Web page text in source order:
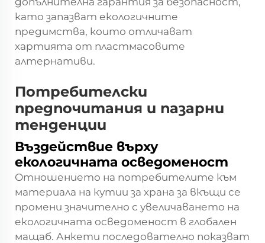
като запазват екологичните
предимства, които отличават
хартията от пластмасовите
алтернативи.
Потребителски
предпочитания и пазарни
тенденции
Въздействие върху
екологичната осведоменост
Отношението на потребителите към
материала на кутии за храна за вкъщи се
промени значително с увеличаването на
екологичната осведоменост в глобален
мащаб. Анкети последователно показват